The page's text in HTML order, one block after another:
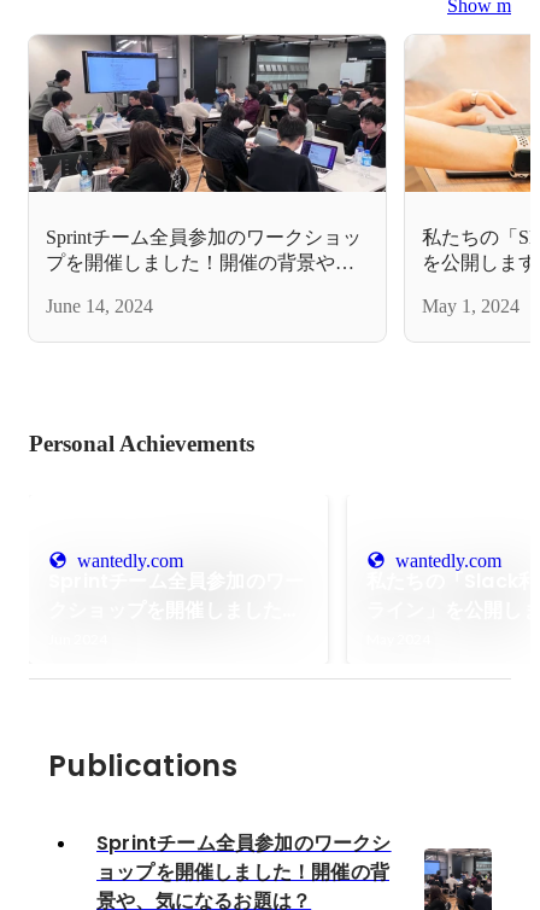
Show more
Sprintチーム全員参加のワークショッ
プを開催しました！開催の背景や、
June 14, 2024
私たちの「
を公開しま
May 1, 2024
Personal Achievements
wantedly.com wantedly.com
Publications
Sprintチーム全員参加のワークシ
ョップを開催しました！開催の背
景や、気になるお題は？